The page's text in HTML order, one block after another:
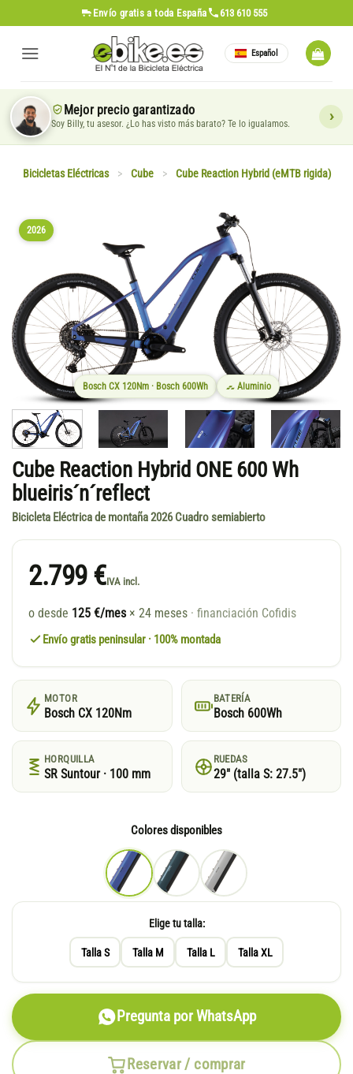
al
contenido
Envío gratis a toda España 613 610 555
Español
Mejor precio garantizado
Soy Billy, tu asesor. ¿Lo has visto más barato? Te lo igualamos.
Bicicletas Eléctricas > Cube > Cube Reaction Hybrid (eMTB rigida)
2026
Bosch CX 120Nm · Bosch 600Wh Aluminio
Cube Reaction Hybrid ONE 600 Wh
blueiris´n´reflect
Bicicleta Eléctrica de montaña 2026 Cuadro semiabierto
2.799 €IVA incl.
o desde 125 €/mes × 24 meses · financiación Cofidis
Envío gratis peninsular · 100% montada
MOTOR
Bosch CX 120Nm
BATERÍA
Bosch 600Wh
HORQUILLA
SR Suntour · 100 mm
RUEDAS
29″ (talla S: 27.5″)
Colores disponibles
Elige tu talla:
Talla S Talla M Talla L Talla XL
Reservar / comprar
Pregunta por WhatsApp